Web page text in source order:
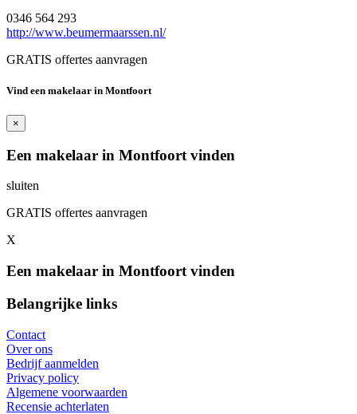
0346 564 293
http://www.beumermaarssen.nl/
GRATIS offertes aanvragen
Vind een makelaar in Montfoort
×
Een makelaar in Montfoort vinden
sluiten
GRATIS offertes aanvragen
X
Een makelaar in Montfoort vinden
Belangrijke links
Contact
Over ons
Bedrijf aanmelden
Privacy policy
Algemene voorwaarden
Recensie achterlaten